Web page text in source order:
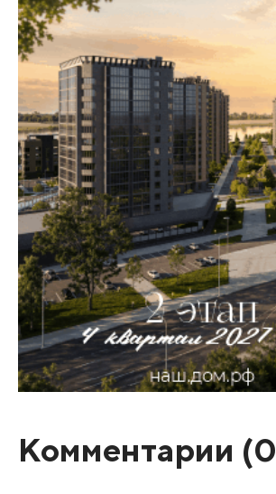
Комментарии (0